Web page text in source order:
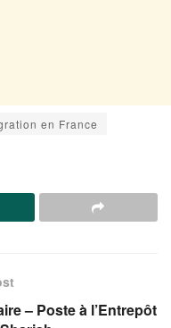
en France
– Poste à l’Entrepôt